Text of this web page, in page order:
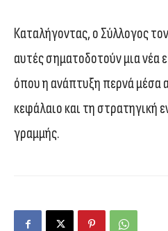
Καταλήγοντας, ο Σύλλογος
αυτές σηματοδοτούν μια νέα
όπου η ανάπτυξη περνά μέσα
κεφάλαιο και τη στρατηγική
γραμμής.